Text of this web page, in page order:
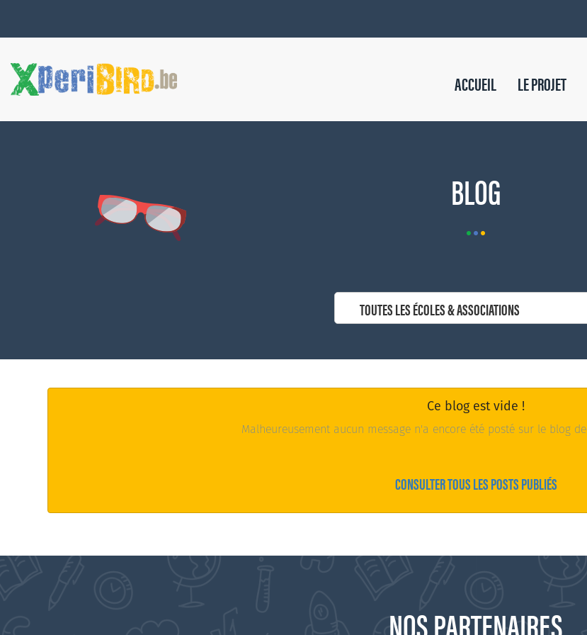
ACCUEIL LE PROJET
BLOG
TOUTES LES ÉCOLES & ASSOCIATIONS
Ce blog est vide !
Malheureusement aucun message n'a encore été posté sur le blog de
CONSULTER TOUS LES POSTS PUBLIÉS
NOS PARTENAIRES